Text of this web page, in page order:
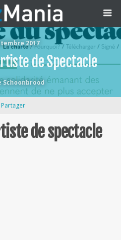
2017
de Spectacle
Schoonbrood
Partager
de spectacle